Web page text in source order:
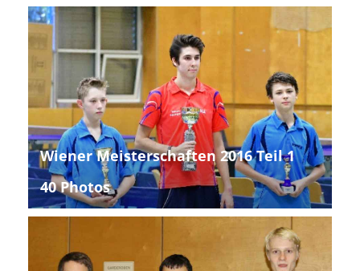
Wiener Meisterschaften 2016 Teil 1
40 Photos